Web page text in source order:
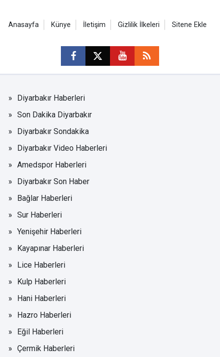
Anasayfa Künye İletişim Gizlilik İlkeleri Sitene Ekle
Diyarbakır Haberleri
Son Dakika Diyarbakır
Diyarbakır Sondakika
Diyarbakır Video Haberleri
Amedspor Haberleri
Diyarbakır Son Haber
Bağlar Haberleri
Sur Haberleri
Yenişehir Haberleri
Kayapınar Haberleri
Lice Haberleri
Kulp Haberleri
Hani Haberleri
Hazro Haberleri
Eğil Haberleri
Çermik Haberleri